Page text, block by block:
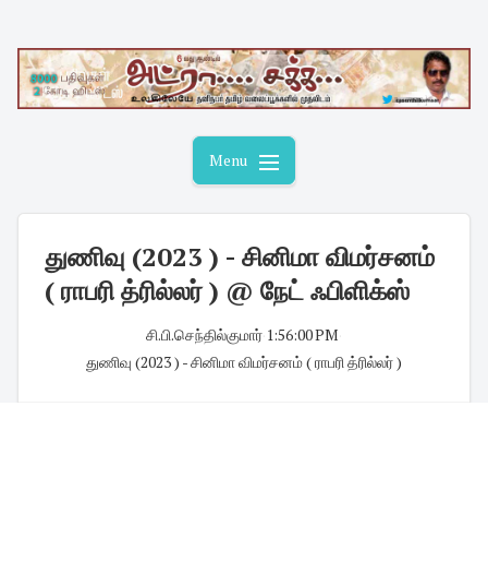
content
Menu
துணிவு (2023 ) - சினிமா விமர்சனம்
( ராபரி த்ரில்லர் ) @ நேட் ஃபிளிக்ஸ்
சி.பி.செந்தில்குமார் 1:56:00 PM
துணிவு (2023 ) - சினிமா விமர்சனம் ( ராபரி த்ரில்லர் )